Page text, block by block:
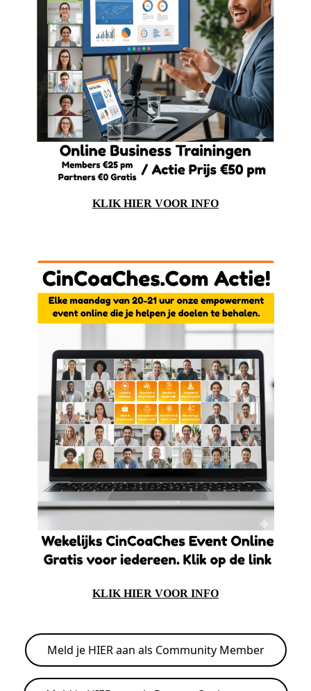
KLIK HIER VOOR INFO
KLIK HIER VOOR INFO
Meld je HIER aan als Community Member